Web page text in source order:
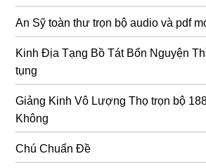
An Sỹ toàn thư trọn bộ audio và pdf
Kinh Địa Tạng Bồ Tát Bổn Nguyện
tụng
Giảng Kinh Vô Lượng Thọ trọn bộ
Không
Chú Chuẩn Đề